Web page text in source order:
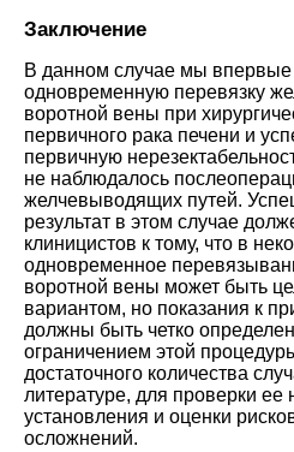
Заключение
В данном случае мы
одновременную перевязку
воротной вены при
первичного рака печени и
первичную
не наблюдалось
желчевыводящих путей.
результат в этом случае
клиницистов к тому, что в
одновременное
воротной вены может быть
вариантом, но показания к
должны быть четко
ограничением этой
достаточного количества
литературе, для проверки ее
установления и оценки
осложнений.